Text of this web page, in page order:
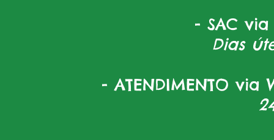
- SAC via
Dias
- ATENDIMENTO via